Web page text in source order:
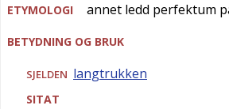
ETYMOLOGI
annet ledd perfektum
BETYDNING OG BRUK
SJELDEN langtrukken
SITAT